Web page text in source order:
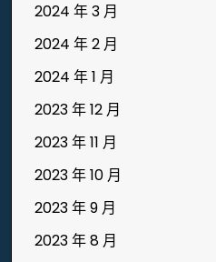
2024 年 3 月
2024 年 2 月
2024 年 1 月
2023 年 12 月
2023 年 11 月
2023 年 10 月
2023 年 9 月
2023 年 8 月